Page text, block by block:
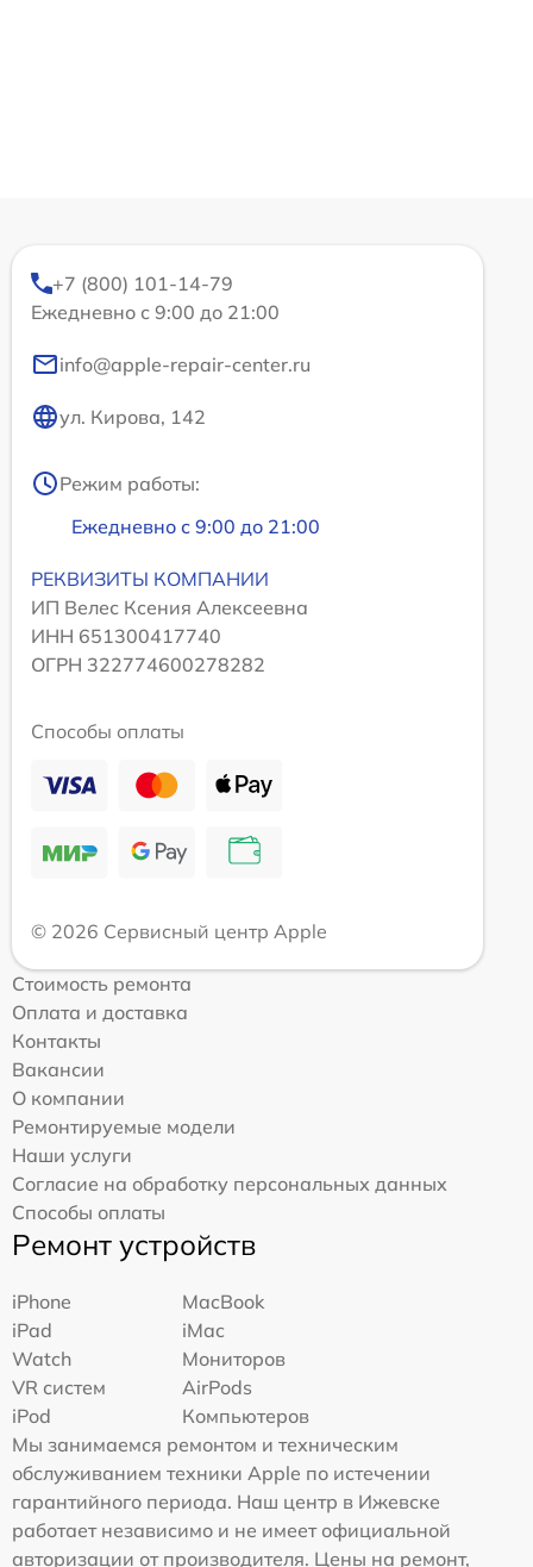
+7 (800) 101-14-79
Ежедневно с 9:00 до 21:00
info@apple-repair-center.ru
ул. Кирова, 142
Режим работы:
Ежедневно с 9:00 до 21:00
РЕКВИЗИТЫ КОМПАНИИ
ИП Велес Ксения Алексеевна
ИНН 651300417740
ОГРН 322774600278282
Способы оплаты
© 2026 Сервисный центр Apple
Стоимость ремонта
Оплата и доставка
Контакты
Вакансии
О компании
Ремонтируемые модели
Наши услуги
Согласие на обработку персональных данных
Способы оплаты
Ремонт устройств
iPhone
MacBook
iPad
iMac
Watch
Мониторов
VR систем
AirPods
iPod
Компьютеров
Мы занимаемся ремонтом и техническим
обслуживанием техники Apple по истечении
гарантийного периода. Наш центр в Ижевске
работает независимо и не имеет официальной
авторизации от производителя. Цены на ремонт,